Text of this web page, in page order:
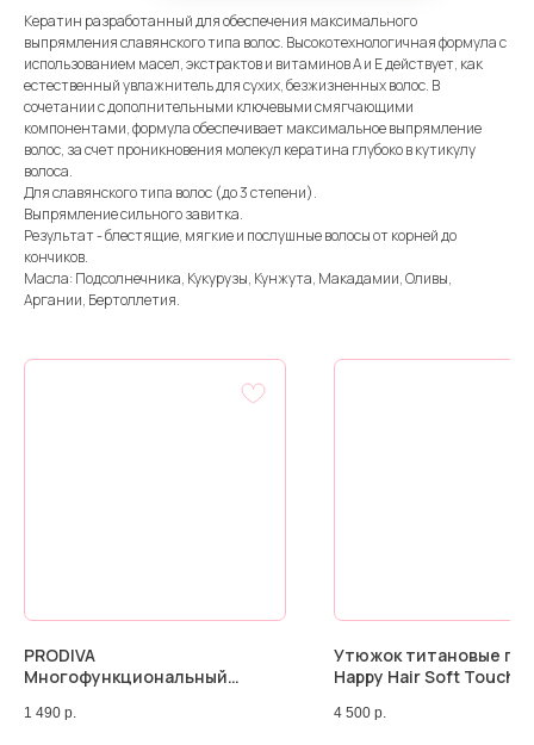
Кератин разработанный для обеспечения максимального
выпрямления славянского типа волос. Высокотехнологичная формула с
использованием масел, экстрактов и витаминов А и Е действует, как
естественный увлажнитель для сухих, безжизненных волос. В
сочетании с дополнительными ключевыми смягчающими
компонентами, формула обеспечивает максимальное выпрямление
волос, за счет проникновения молекул кератина глубоко в кутикулу
волоса.
Для славянского типа волос (до 3 степени).
Выпрямление сильного завитка.
Результат - блестящие, мягкие и послушные волосы от корней до
кончиков.
Масла: Подсолнечника, Кукурузы, Кунжута, Макадамии, Оливы,
Аргании, Бертоллетия.
PRODIVA
Многофункциональный
Spray, 150 мл.
1 490 р.
Утюжок титановые
Happy Hair Soft Touch
4 500 р.